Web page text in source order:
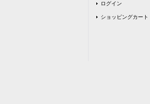
ログイン
ショッピングカート